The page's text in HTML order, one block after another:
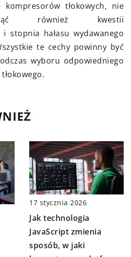
kompresorów tłokowych, nie
również kwestii
i stopnia hałasu wydawanego
te cechy powinny być
wyboru odpowiedniego
17 stycznia 2026
Jak technologia
JavaScript zmienia
sposób, w jaki